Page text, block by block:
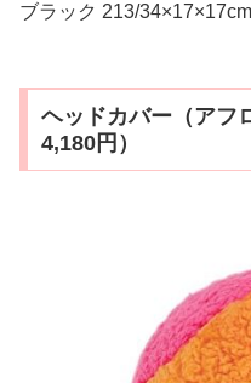
ブラック 213/
ヘッドカバー（ア
4,180円）